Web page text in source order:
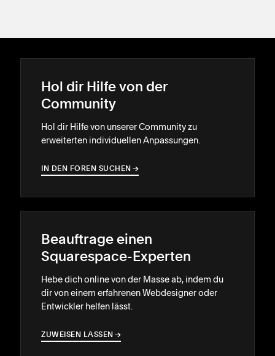
Hol dir Hilfe von der
Community
Hol dir Hilfe von unserer Community zu
erweiterten individuellen Anpassungen.
IN DEN FOREN SUCHEN →
→
Beauftrage einen
Squarespace-Experten
Hebe dich online von der Masse ab, indem du
dir von einem erfahrenen Webdesigner oder
Entwickler helfen lässt.
ZUWEISEN LASSEN →
→